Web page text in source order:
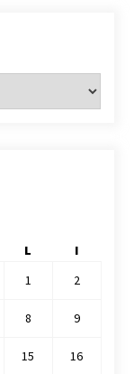
L
I
1
2
8 9
15 16